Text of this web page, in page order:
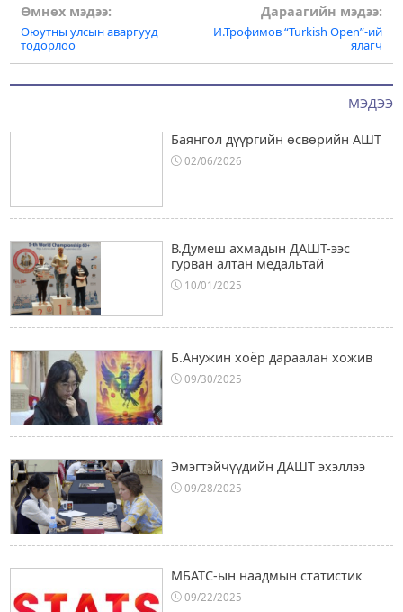
МЭДЭЭ
Баянгол дүүргийн өсвөрийн АШТ
02/06/2026
В.Думеш ахмадын ДАШТ-ээс
гурван алтан медальтай
10/01/2025
Б.Анужин хоёр дараалан хожив
09/30/2025
Эмэгтэйчүүдийн ДАШТ эхэллээ
09/28/2025
МБАТС-ын наадмын статистик
09/22/2025
Post
navigation
Өмнөх мэдээ:
Оюутны улсын аваргууд
тодорлоо
Дараагийн мэдээ:
И.Трофимов “Turkish Open”-ий
ялагч